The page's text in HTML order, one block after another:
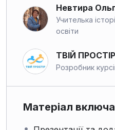
Невтира
Учителька
освіти
ТВІЙ ПРОСТІР
Розробник
Матеріал